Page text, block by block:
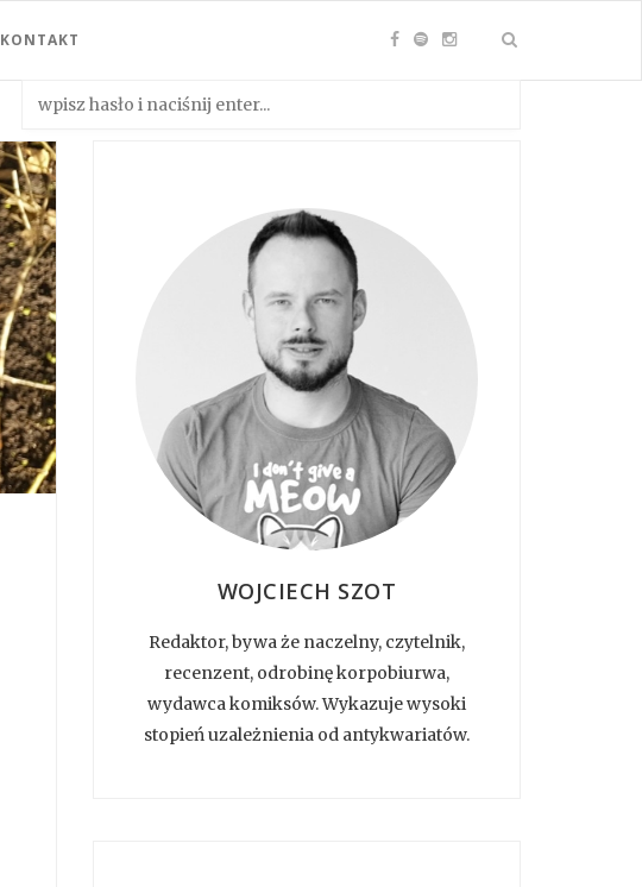
KONTAKT
WOJCIECH SZOT
Redaktor, bywa że naczelny, czytelnik,
recenzent, odrobinę korpobiurwa,
wydawca komiksów. Wykazuje wysoki
stopień uzależnienia od antykwariatów.